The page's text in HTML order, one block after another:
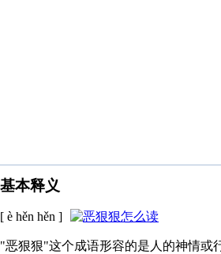
基本释义
[ è hěn hěn ]
"恶狠狠"这个成语形容的是人的神情或